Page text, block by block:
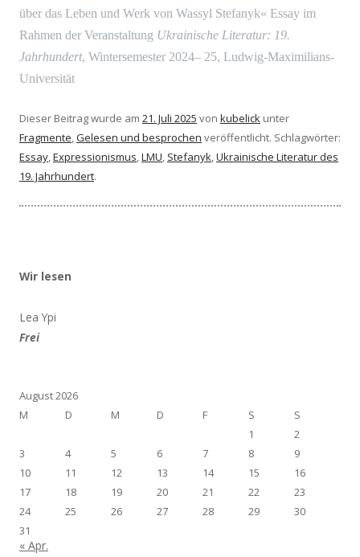
über das Leben und Werk von Wassyl Stefanyk« Essay im
Rahmen der Veranstaltung Ukrainische Literatur: 19.
Jahrhundert, Wintersemester 2024– 25, Ludwig-Maximilians-
Universität
Dieser Beitrag wurde am 21. Juli 2025 von kubelick unter
Fragmente,Gelesen und besprochen veröffentlicht. Schlagwörter:
Essay,Expressionismus,LMU, Stefanyk,Ukrainische Literatur des
19. Jahrhundert.
Wir lesen
Lea Ypi
Frei
August 2026
M
D M D F S
S
1
2
3
4 5 6 7 8
9
10
11 12 13 14 15
16
17
18 19 20 21 22
23
24
25 26 27 28 29
30
31
« Apr.